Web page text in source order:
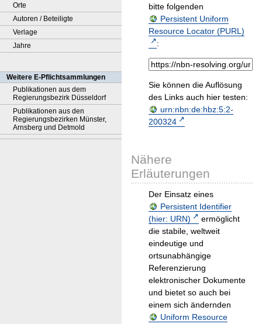
Orte
Autoren / Beteiligte
Verlage
Jahre
Weitere E-Pflichtsammlungen
Publikationen aus dem
Regierungsbezirk Düsseldorf
Publikationen aus den
Regierungsbezirken Münster,
Arnsberg und Detmold
bitte folgenden
Persistent Uniform
Resource Locator (PURL)
:
Sie können die Auflösung
des Links auch hier testen:
urn:nbn:de:hbz:5:2-
200324
Nähere
Erläuterungen
Der Einsatz eines
Persistent Identifier
(hier: URN)
ermöglicht
die stabile, weltweit
eindeutige und
ortsunabhängige
Referenzierung
elektronischer Dokumente
und bietet so auch bei
einem sich ändernden
Uniform Resource